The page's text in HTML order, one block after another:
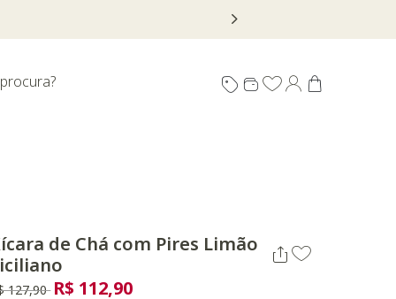
de Chá com Pires Limão
reduzido de
127,90 para
R$ 112,90